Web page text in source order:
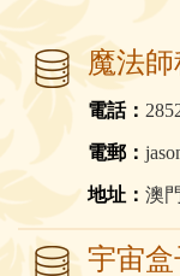
魔法
電話：
電郵：
地址： 澳
宇宙盒